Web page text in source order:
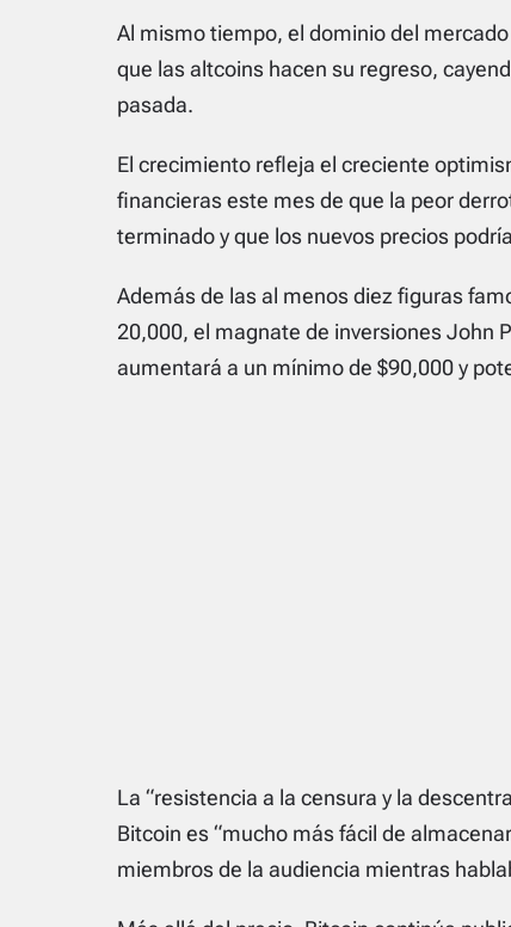
Al mismo tiempo, el dominio del
que las altcoins hacen su regreso,
pasada.
El crecimiento refleja el creciente
financieras este mes de que la peor
terminado y que los nuevos precios
Además de las al menos diez figuras
20,000, el magnate de inversiones John
aumentará a un mínimo de $90,000 y
La “resistencia a la censura y la
Bitcoin es “mucho más fácil de
miembros de la audiencia mientras